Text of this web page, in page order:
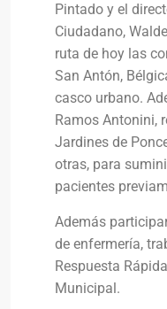
Pintado y el
Ciudadano,
ruta de hoy las
San Antón,
casco urbano.
Ramos Antonini,
Jardines de
otras, para
pacientes
Además
de enfermería,
Respuesta
Municipal.